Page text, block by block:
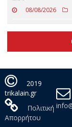
08/08/2026
Και πριν και
08/08/2026